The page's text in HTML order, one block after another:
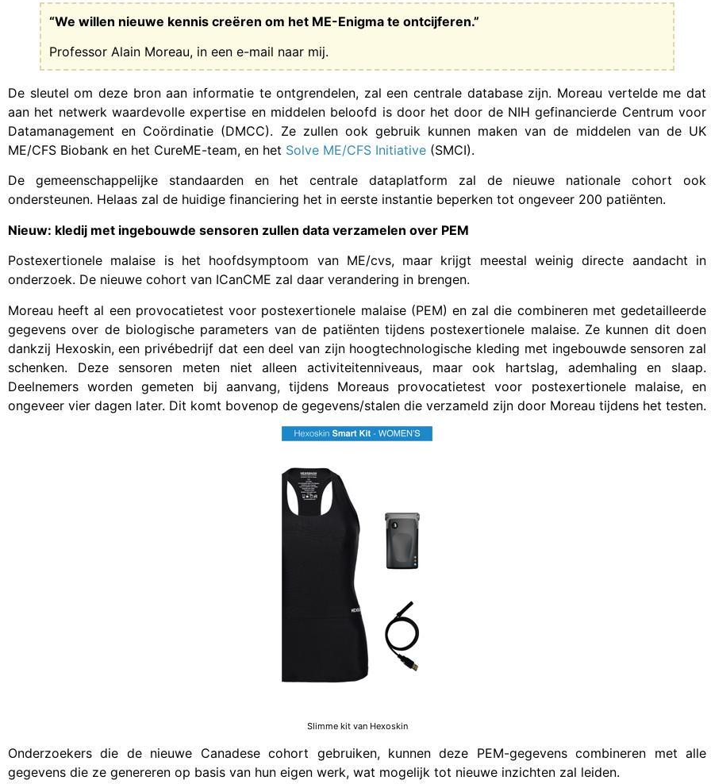
“We willen nieuwe kennis creëren om het ME-Enigma te ontcijferen.”
Professor Alain Moreau, in een e-mail naar mij.
De sleutel om deze bron aan informatie te ontgrendelen, zal een centrale database zijn. Moreau vertelde me dat
aan het netwerk waardevolle expertise en middelen beloofd is door het door de NIH gefinancierde Centrum voor
Datamanagement en Coördinatie (DMCC). Ze zullen ook gebruik kunnen maken van de middelen van de UK
ME/CFS Biobank en het CureME-team, en het Solve ME/CFS Initiative (SMCI).
De gemeenschappelijke standaarden en het centrale dataplatform zal de nieuwe nationale cohort ook
ondersteunen. Helaas zal de huidige financiering het in eerste instantie beperken tot ongeveer 200 patiënten.
Nieuw: kledij met ingebouwde sensoren zullen data verzamelen over PEM
Postexertionele malaise is het hoofdsymptoom van ME/cvs, maar krijgt meestal weinig directe aandacht in
onderzoek. De nieuwe cohort van ICanCME zal daar verandering in brengen.
Moreau heeft al een provocatietest voor postexertionele malaise (PEM) en zal die combineren met gedetailleerde
gegevens over de biologische parameters van de patiënten tijdens postexertionele malaise. Ze kunnen dit doen
dankzij Hexoskin, een privébedrijf dat een deel van zijn hoogtechnologische kleding met ingebouwde sensoren zal
schenken. Deze sensoren meten niet alleen activiteitenniveaus, maar ook hartslag, ademhaling en slaap.
Deelnemers worden gemeten bij aanvang, tijdens Moreaus provocatietest voor postexertionele malaise, en
ongeveer vier dagen later. Dit komt bovenop de gegevens/stalen die verzameld zijn door Moreau tijdens het testen.
Slimme kit van Hexoskin
Onderzoekers die de nieuwe Canadese cohort gebruiken, kunnen deze PEM-gegevens combineren met alle
gegevens die ze genereren op basis van hun eigen werk, wat mogelijk tot nieuwe inzichten zal leiden.